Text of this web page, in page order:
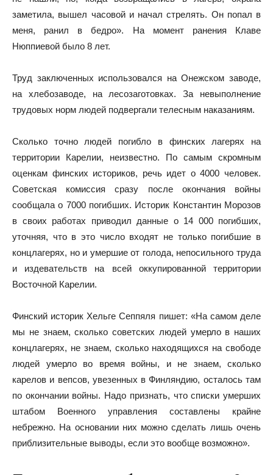
заметила, вышел часовой и начал стрелять. Он попал в
меня, ранил в бедро». На момент ранения Клаве
Нюппиевой было 8 лет.
Труд заключенных использовался на Онежском заводе,
на хлебозаводе, на лесозаготовках. За невыполнение
трудовых норм людей подвергали телесным наказаниям.
Сколько точно людей погибло в финских лагерях на
территории Карелии, неизвестно. По самым скромным
оценкам финских историков, речь идет о 4000 человек.
Советская комиссия сразу после окончания войны
сообщала о 7000 погибших. Историк Константин Морозов
в своих работах приводил данные о 14 000 погибших,
уточняя, что в это число входят не только погибшие в
концлагерях, но и умершие от голода, непосильного труда
и издевательств на всей оккупированной территории
Восточной Карелии.
Финский историк Хельге Сеппяля пишет: «На самом деле
мы не знаем, сколько советских людей умерло в наших
концлагерях, не знаем, сколько находящихся на свободе
людей умерло во время войны, и не знаем, сколько
карелов и вепсов, увезенных в Финляндию, осталось там
по окончании войны. Надо признать, что списки умерших
штабом Военного управления составлены крайне
небрежно. На основании них можно сделать лишь очень
приблизительные выводы, если это вообще возможно».